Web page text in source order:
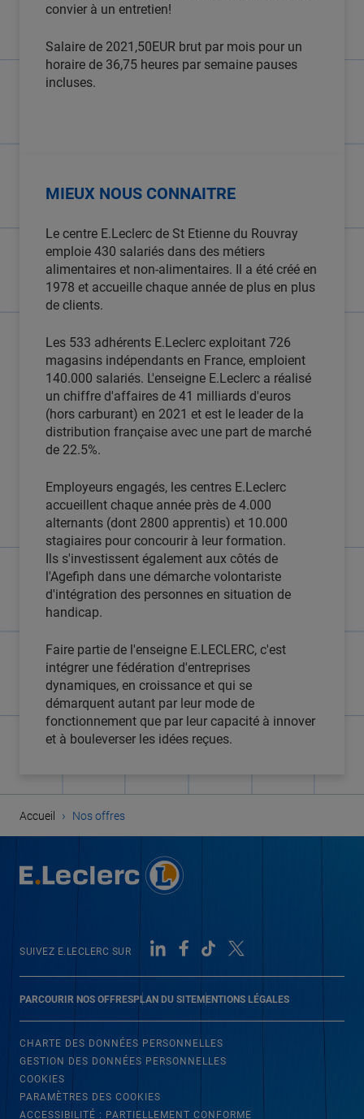
convier à un entretien!
Salaire de 2021,50EUR brut par mois pour un
horaire de 36,75 heures par semaine pauses
incluses.
MIEUX NOUS CONNAITRE
Le centre E.Leclerc de St Etienne du Rouvray
emploie 430 salariés dans des métiers
alimentaires et non-alimentaires. Il a été créé en
1978 et accueille chaque année de plus en plus
de clients.
Les 533 adhérents E.Leclerc exploitant 726
magasins indépendants en France, emploient
140.000 salariés. L'enseigne E.Leclerc a réalisé
un chiffre d'affaires de 41 milliards d'euros
(hors carburant) en 2021 et est le leader de la
distribution française avec une part de marché
de 22.5%.
Employeurs engagés, les centres E.Leclerc
accueillent chaque année près de 4.000
alternants (dont 2800 apprentis) et 10.000
stagiaires pour concourir à leur formation.
Ils s'investissent également aux côtés de
l'Agefiph dans une démarche volontariste
d'intégration des personnes en situation de
handicap.
Faire partie de l'enseigne E.LECLERC, c'est
intégrer une fédération d'entreprises
dynamiques, en croissance et qui se
démarquent autant par leur mode de
fonctionnement que par leur capacité à innover
et à bouleverser les idées reçues.
Accueil › Nos offres
PARCOURIR NOS OFFRESPLAN DU SITEMENTIONS LÉGALES
SUIVEZ E.LECLERC SUR
CHARTE DES DONNÉES PERSONNELLES
GESTION DES DONNÉES PERSONNELLES
COOKIES
PARAMÈTRES DES COOKIES
ACCESSIBILITÉ : PARTIELLEMENT CONFORME